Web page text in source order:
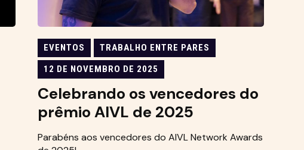
EVENTOS
TRABALHO ENTRE PARES
12 DE NOVEMBRO DE 2025
Celebrando os vencedores do
prêmio AIVL de 2025
Parabéns aos vencedores do AIVL Network Awards